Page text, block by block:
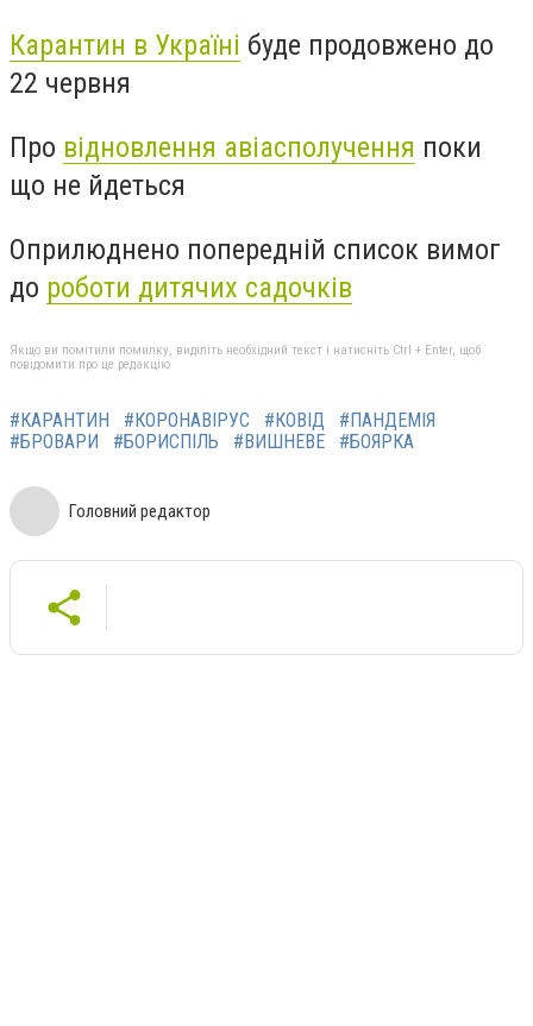
Карантин в Україні буде продовжено до
22 червня
Про відновлення авіасполучення поки
що не йдеться
Оприлюднено попередній список вимог
до роботи дитячих садочків
Якщо ви помітили помилку, виділіть необхідний текст і натисніть Ctrl + Enter, щоб
повідомити про це редакцію
#КАРАНТИН #КОРОНАВІРУС #КОВІД
#ПАНДЕМІЯ
#БРОВАРИ
#БОРИСПІЛЬ #ВИШНЕВЕ #БОЯРКА
Головний редактор